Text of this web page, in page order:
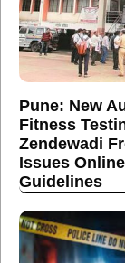
Pune: New
Fitness
Zendewadi
Issues
Guidelines